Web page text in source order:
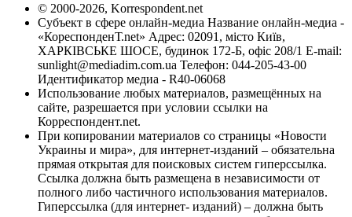
© 2000-2026, Korrespondent.net
Субъект в сфере онлайн-медиа Название онлайн-медиа -
«КореспонденТ.net» Адрес: 02091, місто Київ,
ХАРКІВСЬКЕ ШОСЕ, будинок 172-Б, офіс 208/1 E-mail:
sunlight@mediadim.com.ua Телефон: 044-205-43-00
Идентификатор медиа - R40-06068
Использование любых материалов, размещённых на
сайте, разрешается при условии ссылки на
Корреспондент.net.
При копировании материалов со страницы «Новости
Украины и мира», для интернет-изданий – обязательна
прямая открытая для поисковых систем гиперссылка.
Ссылка должна быть размещена в независимости от
полного либо частичного использования материалов.
Гиперссылка (для интернет- изданий) – должна быть